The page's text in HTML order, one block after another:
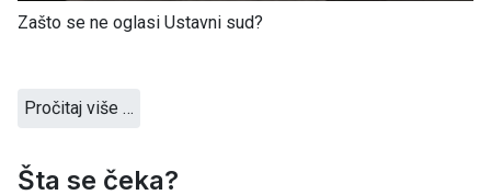
Zašto se ne oglasi Ustavni sud?
Pročitaj više …
Šta se čeka?